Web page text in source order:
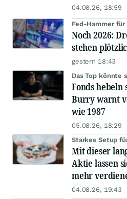
04.08.26, 18:59
Fed-Hammer für
Noch 2026:
stehen
gestern 18:43
Das Top könnte
Fonds hebeln
Burry warnt
wie 1987
05.08.26, 18:29
Starkes Setup
Mit dieser
Aktie lassen
mehr
04.08.26, 19:43